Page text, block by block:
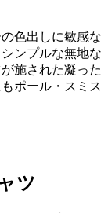
色出しに敏感な
ンプルな無地な
施された凝った
ポール・スミス
ツ